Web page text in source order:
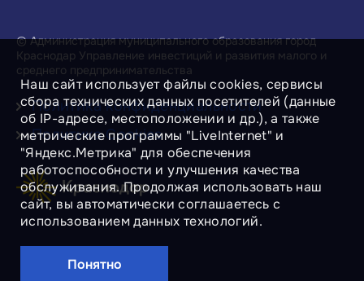
© Администрация муниципального образования город
Краснодар Управление инвестиций и развития малого и
среднего предпринимательства
Политика конфиденциальности
Политика Cookies
Наш сайт использует файлы cookies, сервисы
сбора технических данных посетителей (данные
об IP-адресе, местоположении и др.), а также
метрические программы "LiveInternet" и
"Яндекс.Метрика" для обеспечения
работоспособности и улучшения качества
обслуживания. Продолжая использовать наш
сайт, вы автоматически соглашаетесь с
использованием данных технологий.
Понятно